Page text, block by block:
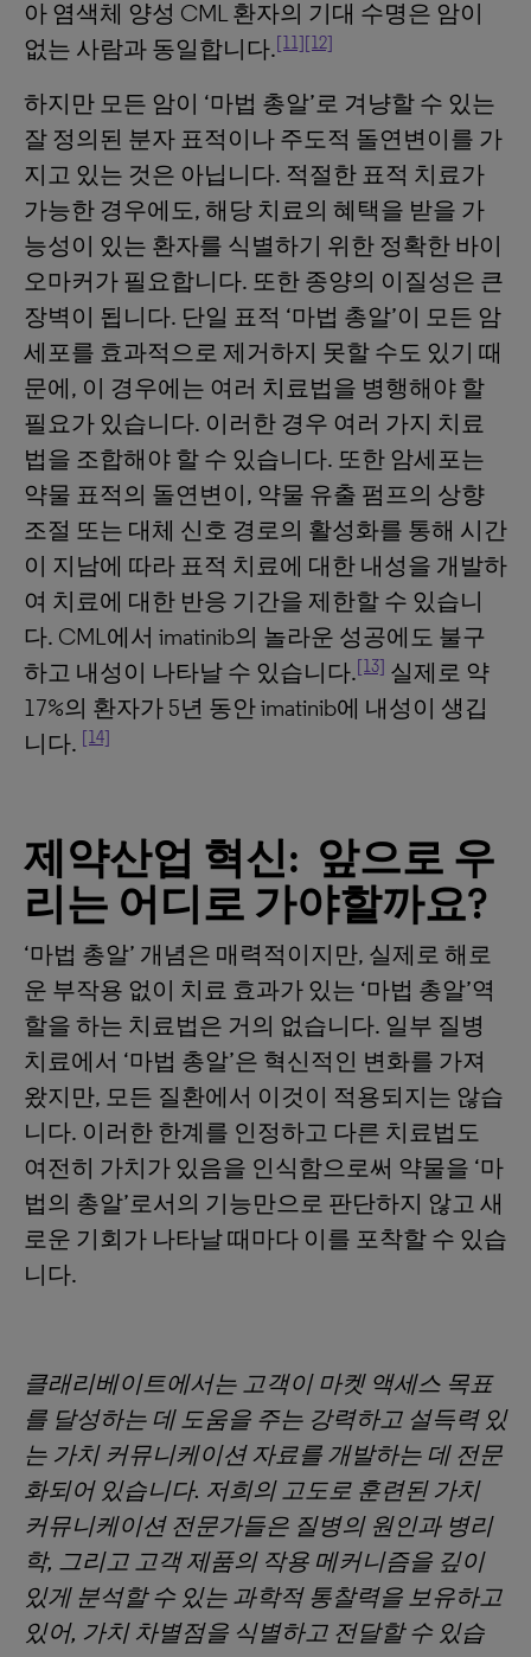
아 염색체 양성 CML 환자의 기대 수명은 암이
없는 사람과 동일합니다.[11][12]
하지만 모든 암이 ‘마법 총알’로 겨냥할 수 있는
잘 정의된 분자 표적이나 주도적 돌연변이를 가
지고 있는 것은 아닙니다. 적절한 표적 치료가
가능한 경우에도, 해당 치료의 혜택을 받을 가
능성이 있는 환자를 식별하기 위한 정확한 바이
오마커가 필요합니다. 또한 종양의 이질성은 큰
장벽이 됩니다. 단일 표적 ‘마법 총알’이 모든 암
세포를 효과적으로 제거하지 못할 수도 있기 때
문에, 이 경우에는 여러 치료법을 병행해야 할
필요가 있습니다. 이러한 경우 여러 가지 치료
법을 조합해야 할 수 있습니다. 또한 암세포는
약물 표적의 돌연변이, 약물 유출 펌프의 상향
조절 또는 대체 신호 경로의 활성화를 통해 시간
이 지남에 따라 표적 치료에 대한 내성을 개발하
여 치료에 대한 반응 기간을 제한할 수 있습니
다. CML에서 imatinib의 놀라운 성공에도 불구
하고 내성이 나타날 수 있습니다.[13] 실제로 약
17%의 환자가 5년 동안 imatinib에 내성이 생깁
니다. [14]
제약산업 혁신: 앞으로 우
리는 어디로 가야할까요?
‘마법 총알’ 개념은 매력적이지만, 실제로 해로
운 부작용 없이 치료 효과가 있는 ‘마법 총알’역
할을 하는 치료법은 거의 없습니다. 일부 질병
치료에서 ‘마법 총알’은 혁신적인 변화를 가져
왔지만, 모든 질환에서 이것이 적용되지는 않습
니다. 이러한 한계를 인정하고 다른 치료법도
여전히 가치가 있음을 인식함으로써 약물을 ‘마
법의 총알’로서의 기능만으로 판단하지 않고 새
로운 기회가 나타날 때마다 이를 포착할 수 있습
니다.
클래리베이트에서는 고객이 마켓 액세스 목표
를 달성하는 데 도움을 주는 강력하고 설득력 있
는 가치 커뮤니케이션 자료를 개발하는 데 전문
화되어 있습니다. 저희의 고도로 훈련된 가치
커뮤니케이션 전문가들은 질병의 원인과 병리
학, 그리고 고객 제품의 작용 메커니즘을 깊이
있게 분석할 수 있는 과학적 통찰력을 보유하고
있어, 가치 차별점을 식별하고 전달할 수 있습